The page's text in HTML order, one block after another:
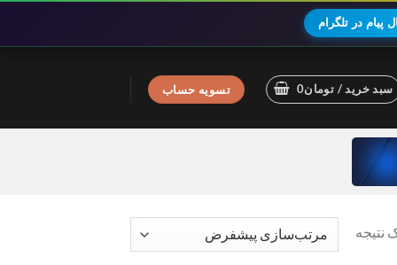
پیام در تلگرام
سبد خرید / تومان0 تسویه حساب
نتیجه